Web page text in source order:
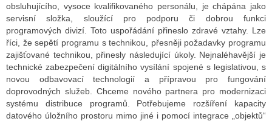
obsluhujícího, vysoce kvalifikovaného personálu, je chápána jako
servisní složka, sloužící pro podporu či dobrou funkci
programových divizí. Toto uspořádání přineslo zdravé vztahy. Lze
říci, že sepětí programu s technikou, přesněji požadavky programu
zajišťované technikou, přinesly následující úkoly. Nejnaléhavější je
technické zabezpečení digitálního vysílání spojené s legislativou, s
novou odbavovací technologií a přípravou pro fungování
doprovodných služeb. Chceme nového partnera pro modernizaci
systému distribuce programů. Potřebujeme rozšíření kapacity
datového úložního prostoru mimo jiné i pomocí integrace „objektů“